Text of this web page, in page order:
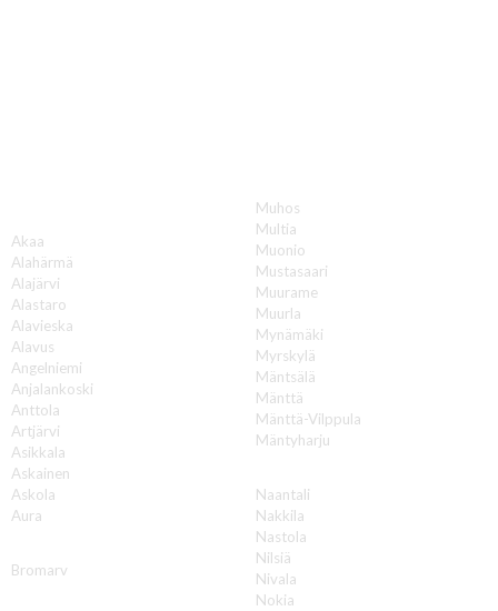
Akaa
Alahärmä
Alajärvi
Alastaro
Alavieska
Alavus
Angelniemi
Anjalankoski
Anttola
Artjärvi
Asikkala
Askainen
Askola
Aura
Bromarv
Muhos
Multia
Muonio
Mustasaari
Muurame
Muurla
Mynämäki
Myrskylä
Mäntsälä
Mänttä
Mänttä-Vilppula
Mäntyharju
Naantali
Nakkila
Nastola
Nilsiä
Nivala
Nokia